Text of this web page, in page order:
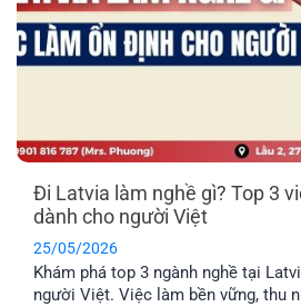
Đi Latvia làm nghề gì? Top 3
dành cho người Việt
25/05/2026
Khám phá top 3 ngành nghề tại
người Việt. Việc làm bền vững, thu